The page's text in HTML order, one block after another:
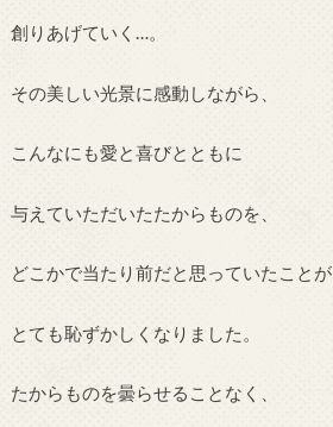
創りあげていく…。
その美しい光景に感動しながら、
こんなにも愛と喜びとともに
与えていただいたたからものを、
どこかで当たり前だと思っていたことが
とても恥ずかしくなりました。
たからものを曇らせることなく、